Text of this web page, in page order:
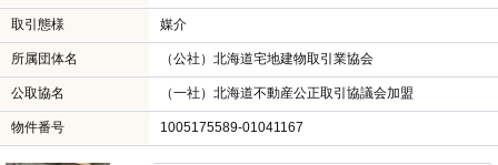
取引態様 媒介
所属団体名 （公社）北海道宅地建物取引業協会
公取協名 （一社）北海道不動産公正取引協議会加盟
物件番号 1005175589-01041167